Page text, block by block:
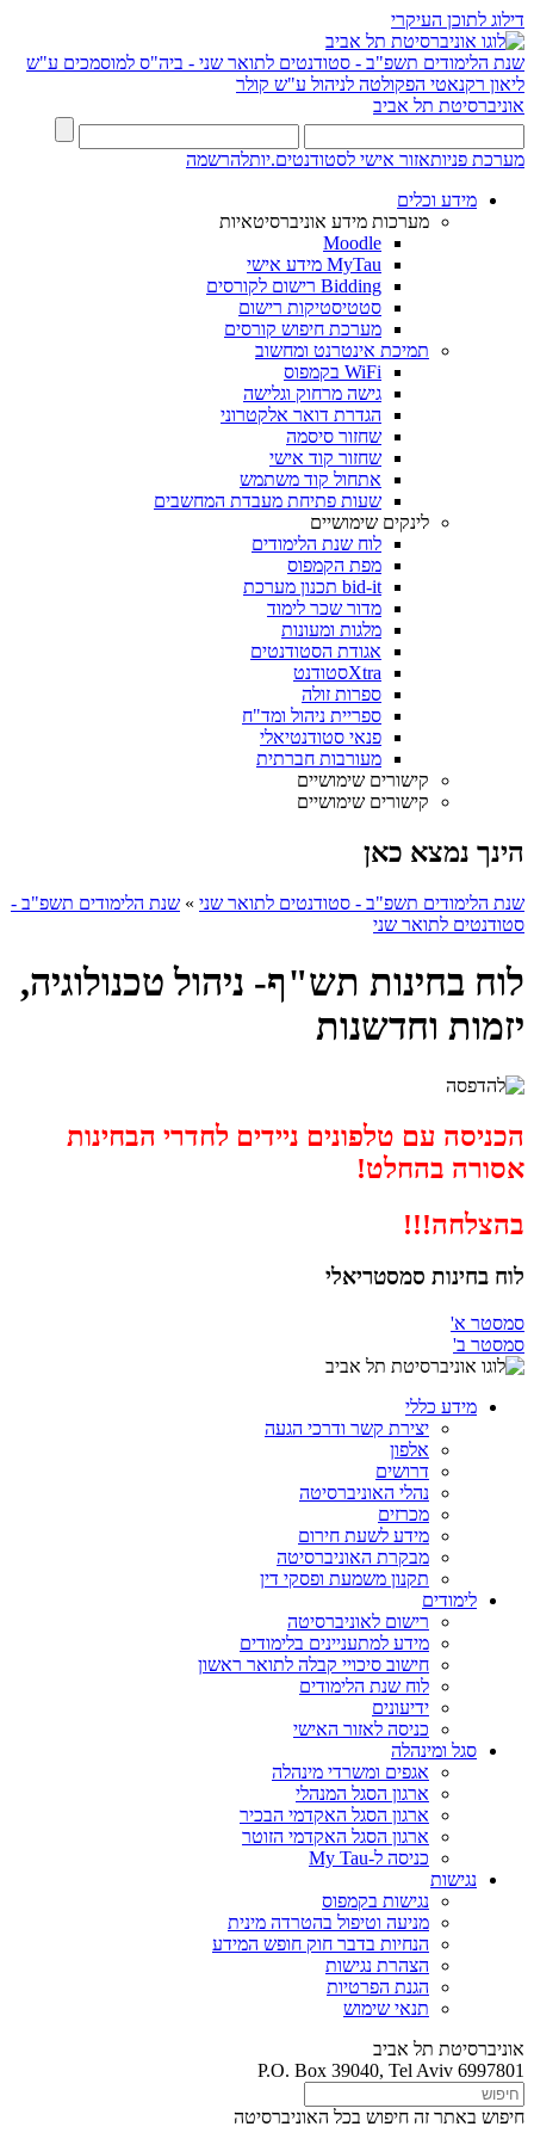
דילוג לתוכן העיקרי
שנת הלימודים תשפ"ב - סטודנטים לתואר שני - ביה"ס למוסמכים ע"ש
ליאון רקנאטי הפקולטה לניהול ע"ש קולר
אוניברסיטת תל אביב
מערכת פניותאזור אישי לסטודנטים.יותלהרשמה
מידע וכלים
מערכות מידע אוניברסיטאיות
Moodle
MyTau מידע אישי
Bidding רישום לקורסים
סטטיסטיקות רישום
מערכת חיפוש קורסים
תמיכת אינטרנט ומחשוב
WiFi בקמפוס
גישה מרחוק וגלישה
הגדרת דואר אלקטרוני
שחזור סיסמה
שחזור קוד אישי
אתחול קוד משתמש
שעות פתיחת מעבדת המחשבים
לינקים שימושיים
לוח שנת הלימודים
מפת הקמפוס
bid-it תכנון מערכת
מדור שכר לימוד
מלגות ומעונות
אגודת הסטודנטים
Xtraסטודנט
ספרות זולה
ספריית ניהול ומד"ח
פנאי סטודנטיאלי
מעורבות חברתית
קישורים שימושיים
קישורים שימושיים
הינך נמצא כאן
שנת הלימודים תשפ"ב - סטודנטים לתואר שני » שנת הלימודים תשפ"ב -
סטודנטים לתואר שני
לוח בחינות תש"ף- ניהול טכנולוגיה,
יזמות וחדשנות
הכניסה עם טלפונים ניידים לחדרי הבחינות
אסורה בהחלט!
בהצלחה!!!
לוח בחינות סמסטריאלי
סמסטר א'
סמסטר ב'
מידע כללי
יצירת קשר ודרכי הגעה
אלפון
דרושים
נהלי האוניברסיטה
מכרזים
מידע לשעת חירום
מבקרת האוניברסיטה
תקנון משמעת ופסקי דין
לימודים
רישום לאוניברסיטה
מידע למתעניינים בלימודים
חישוב סיכויי קבלה לתואר ראשון
לוח שנת הלימודים
ידיעונים
כניסה לאזור האישי
סגל ומינהלה
אגפים ומשרדי מינהלה
ארגון הסגל המנהלי
ארגון הסגל האקדמי הבכיר
ארגון הסגל האקדמי הזוטר
כניסה ל-My Tau
נגישות
נגישות בקמפוס
מניעה וטיפול בהטרדה מינית
הנחיות בדבר חוק חופש המידע
הצהרת נגישות
הגנת הפרטיות
תנאי שימוש
אוניברסיטת תל אביב
P.O. Box 39040, Tel Aviv 6997801
חיפוש באתר זה חיפוש בכל האוניברסיטה